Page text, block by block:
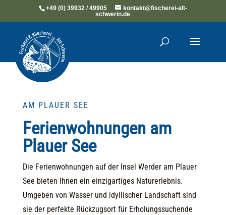
+49 (0) 39932 / 49905
kontakt@fischerei-alt-
schwerin.de
AM PLAUER SEE
Ferienwohnungen am
Plauer See
Die Ferienwohnungen auf der Insel Werder am Plauer
See bieten Ihnen ein einzigartiges Naturerlebnis.
Umgeben von Wasser und idyllischer Landschaft sind
sie der perfekte Rückzugsort für Erholungssuchende